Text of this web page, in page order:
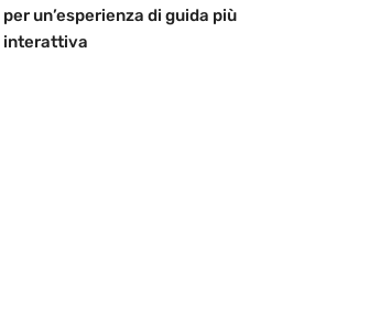
per un’esperienza di guida più
interattiva